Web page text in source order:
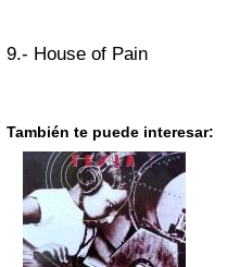
9.- House of Pain
También te puede interesar: